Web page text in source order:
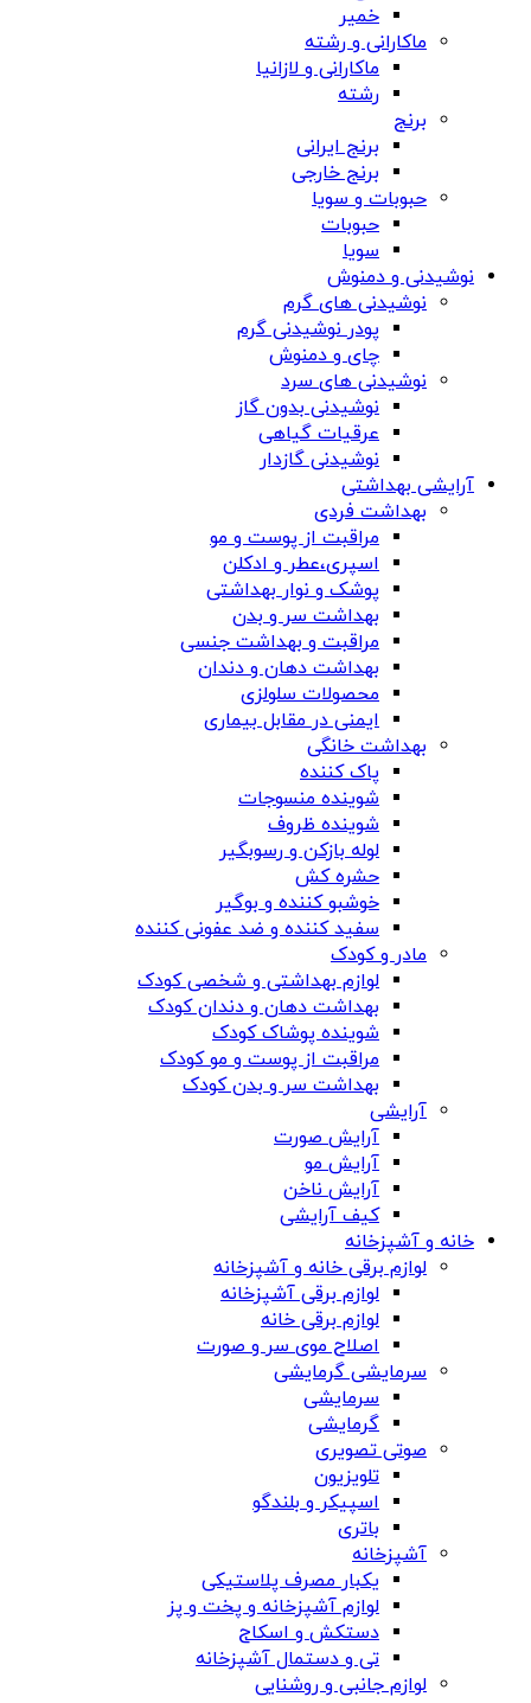
خمیر
ماکارانی و رشته
ماکارانی و لازانیا
رشته
برنج
برنج ایرانی
برنج خارجی
حبوبات و سویا
حبوبات
سویا
نوشیدنی و دمنوش
نوشیدنی های گرم
پودر نوشیدنی گرم
چای و دمنوش
نوشیدنی های سرد
نوشیدنی بدون گاز
عرقیات گیاهی
نوشیدنی گازدار
آرایشی بهداشتی
بهداشت فردی
مراقبت از پوست و مو
اسپری،عطر و ادکلن
پوشک و نوار بهداشتی
بهداشت سر و بدن
مراقبت و بهداشت جنسی
بهداشت دهان و دندان
محصولات سلولزی
ایمنی در مقابل بیماری
بهداشت خانگی
پاک کننده
شوینده منسوجات
شوینده ظروف
لوله بازکن و رسوبگیر
حشره کش
خوشبو کننده و بوگیر
سفید کننده و ضد عفونی کننده
مادر و کودک
لوازم بهداشتی و شخصی کودک
بهداشت دهان و دندان کودک
شوینده پوشاک کودک
مراقبت از پوست و مو کودک
بهداشت سر و بدن کودک
آرایشی
آرایش صورت
آرایش مو
آرایش ناخن
کیف آرایشی
خانه و آشپزخانه
لوازم برقی خانه و آشپزخانه
لوازم برقی آشپزخانه
لوازم برقی خانه
اصلاح موی سر و صورت
سرمایشی گرمایشی
سرمایشی
گرمایشی
صوتی تصویری
تلویزیون
اسپیکر و بلندگو
باتری
آشپزخانه
یکبار مصرف پلاستیکی
لوازم آشپزخانه و پخت و پز
دستکش و اسکاج
تی و دستمال آشپزخانه
لوازم جانبی و روشنایی